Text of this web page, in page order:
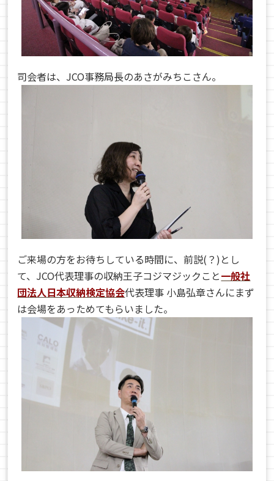
司会者は、JCO事務局長のあさがみちこさん。
ご来場の方をお待ちしている時間に、前説(？)とし
て、 JCO代表理事の収納王子コジマジックこと一般社
団法人日本収納検定協会代表理事 小島弘章さんにまず
は会場をあっためてもらいました。